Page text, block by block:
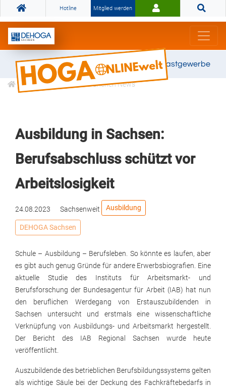
Hotline Mitglied werden
Gemeinsam stark für das Gastgewerbe
Informationen Branchen News
Ausbildung in Sachsen:
Berufsabschluss schützt vor
Arbeitslosigkeit
24.08.2023 Sachsenweit Ausbildung
DEHOGA Sachsen
Schule – Ausbildung – Berufsleben. So könnte es laufen, aber
es gibt auch genug Gründe für andere Erwerbsbiografien. Eine
aktuelle Studie des Instituts für Arbeitsmarkt- und
Berufsforschung der Bundesagentur für Arbeit (IAB) hat nun
den beruflichen Werdegang von Erstauszubildenden in
Sachsen untersucht und erstmals eine wissenschaftliche
Verknüpfung von Ausbildungs- und Arbeitsmarkt hergestellt.
Der Bericht des IAB Regional Sachsen wurde heute
veröffentlicht.
Auszubildende des betrieblichen Berufsbildungssystems gelten
als wichtige Säule bei der Deckung des Fachkräftebedarfs in